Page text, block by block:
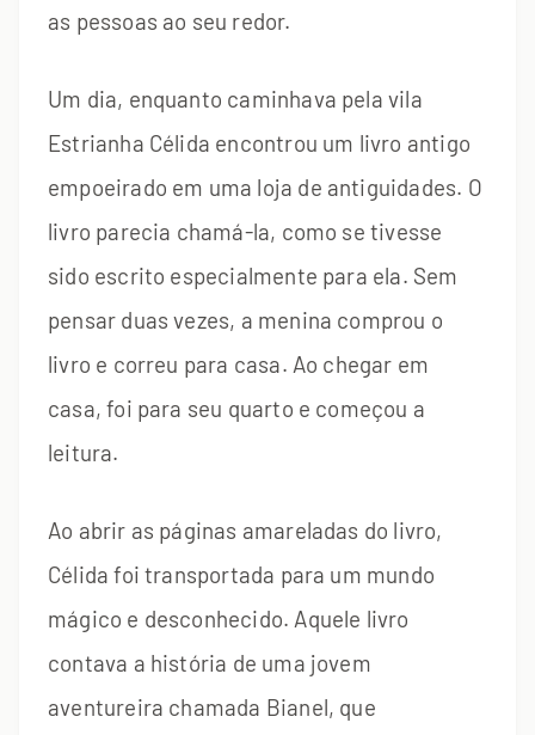
as pessoas ao seu redor.
Um dia, enquanto caminhava pela vila
Estrianha Célida encontrou um livro antigo
empoeirado em uma loja de antiguidades. O
livro parecia chamá-la, como se tivesse
sido escrito especialmente para ela. Sem
pensar duas vezes, a menina comprou o
livro e correu para casa. Ao chegar em
casa, foi para seu quarto e começou a
leitura.
Ao abrir as páginas amareladas do livro,
Célida foi transportada para um mundo
mágico e desconhecido. Aquele livro
contava a história de uma jovem
aventureira chamada Bianel, que